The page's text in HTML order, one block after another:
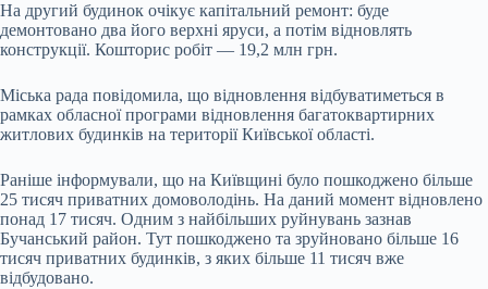
На другий будинок очікує капітальний ремонт: буде
демонтовано два його верхні яруси, а потім відновлять
конструкції. Кошторис робіт — 19,2 млн грн.
Міська рада повідомила, що відновлення відбуватиметься в
рамках обласної програми відновлення багатоквартирних
житлових будинків на території Київської області.
Раніше інформували, що на Київщині було пошкоджено більше
25 тисяч приватних домоволодінь. На даний момент відновлено
понад 17 тисяч. Одним з найбільших руйнувань зазнав
Бучанський район. Тут пошкоджено та зруйновано більше 16
тисяч приватних будинків, з яких більше 11 тисяч вже
відбудовано.